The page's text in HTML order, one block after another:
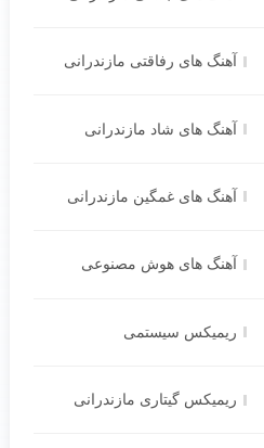
آهنگ های رفاقتی مازندرانی
آهنگ های شاد مازندرانی
آهنگ های غمگین مازندرانی
آهنگ های هوش مصنوعی
ریمیکس سیستمی
ریمیکس گیتاری مازندرانی